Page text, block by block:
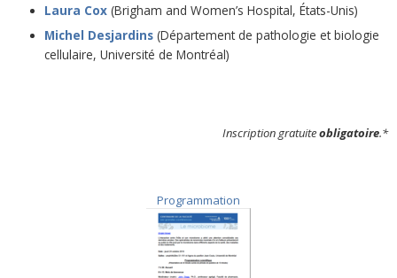
Laura Cox (Brigham and Women’s Hospital, États-Unis)
Michel Desjardins (Département de pathologie et biologie
cellulaire, Université de Montréal)
Inscription gratuiteobligatoire.*
Programmation